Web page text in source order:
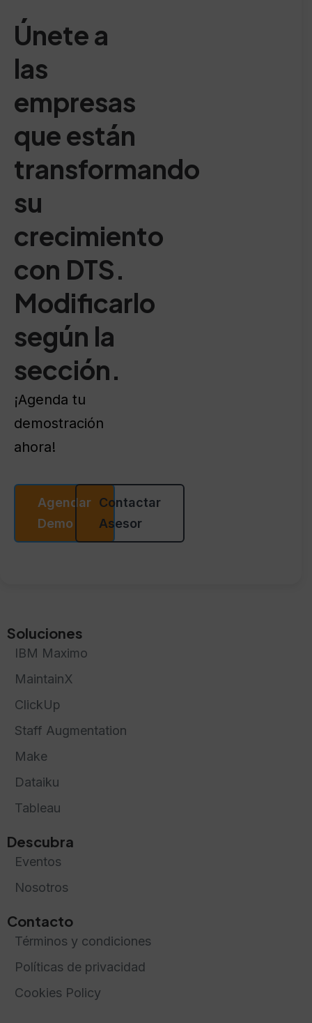
Únete a
las
empresas
que están
transformando
su
crecimiento
con DTS.
Modificarlo
según la
sección.
¡Agenda tu
demostración
ahora!
Agendar
Demo
Contactar
Asesor
Soluciones
IBM Maximo
MaintainX
ClickUp
Staff Augmentation
Make
Dataiku
Tableau
Descubra
Eventos
Nosotros
Contacto
Términos y condiciones
Políticas de privacidad
Cookies Policy